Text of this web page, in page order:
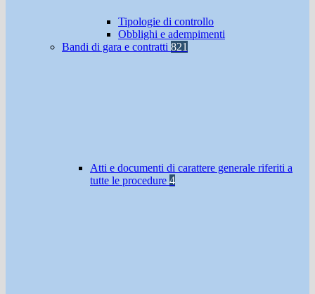
Tipologie di controllo
Obblighi e adempimenti
Bandi di gara e contratti 821
Atti e documenti di carattere generale riferiti a
tutte le procedure 4